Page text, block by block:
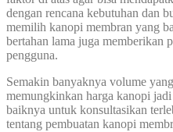
dengan rencana kebutuhan dan
memilih kanopi membran yang
bertahan lama juga memberikan
pengguna.
Semakin banyaknya volume
memungkinkan harga kanopi
baiknya untuk konsultasikan
tentang pembuatan kanopi